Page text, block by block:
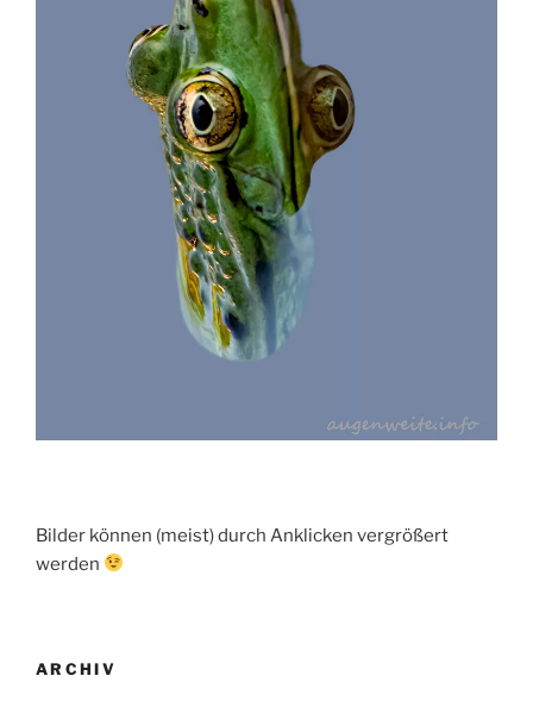
Bilder können (meist) durch Anklicken vergrößert
werden
ARCHIV